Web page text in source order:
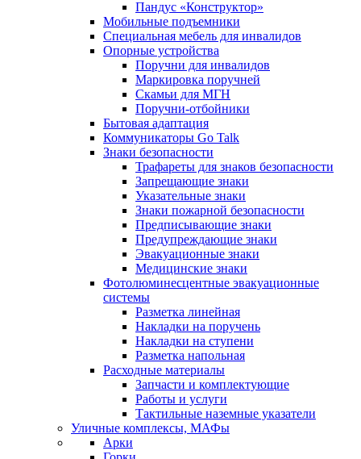
Пандус «Конструктор»
Мобильные подъемники
Специальная мебель для инвалидов
Опорные устройства
Поручни для инвалидов
Маркировка поручней
Скамьи для МГН
Поручни-отбойники
Бытовая адаптация
Коммуникаторы Go Talk
Знаки безопасности
Трафареты для знаков безопасности
Запрещающие знаки
Указательные знаки
Знаки пожарной безопасности
Предписывающие знаки
Предупреждающие знаки
Эвакуационные знаки
Медицинские знаки
Фотолюминесцентные эвакуационные
системы
Разметка линейная
Накладки на поручень
Накладки на ступени
Разметка напольная
Расходные материалы
Запчасти и комплектующие
Работы и услуги
Тактильные наземные указатели
Уличные комплексы, МАФы
Арки